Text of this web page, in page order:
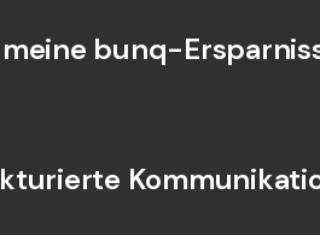
bunq-